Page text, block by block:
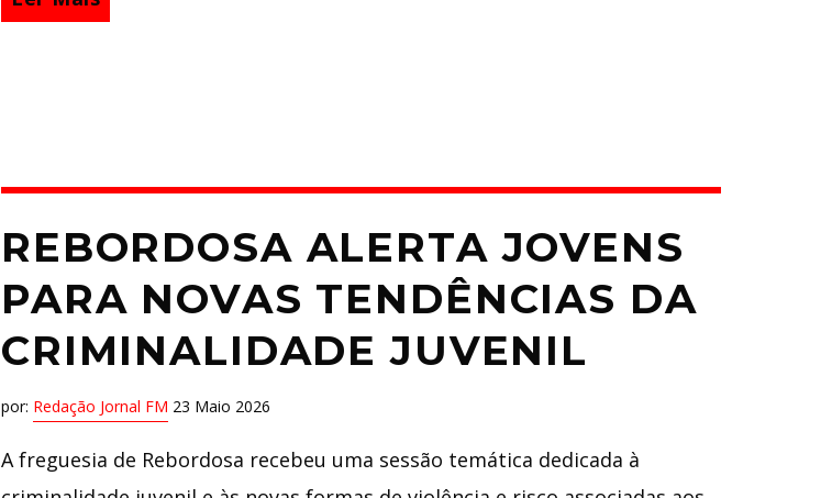
REBORDOSA ALERTA JOVENS
PARA NOVAS TENDÊNCIAS DA
CRIMINALIDADE JUVENIL
por: Redação Jornal FM 23 Maio 2026
A freguesia de Rebordosa recebeu uma sessão temática dedicada à